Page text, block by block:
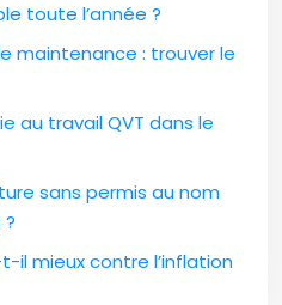
toute l’année ?
maintenance : trouver le
au travail QVT dans le
sans permis au nom
il mieux contre l’inflation